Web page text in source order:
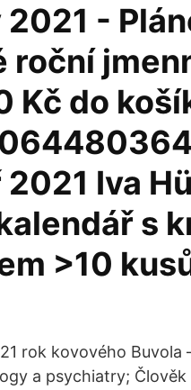
-
roční
Kč do
Iva
s
>10
rok kovového Buvola
a psychiatry;